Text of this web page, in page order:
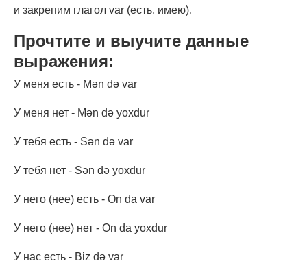
и закрепим глагол var (есть. имею).
Прочтите и выучите данные
выражения:
У меня есть - Mən də var
У меня нет - Mən də yoxdur
У тебя есть - Sən də var
У тебя нет - Sən də yoxdur
У него (нее) есть - On da var
У него (нее) нет - On da yoxdur
У нас есть - Biz də var